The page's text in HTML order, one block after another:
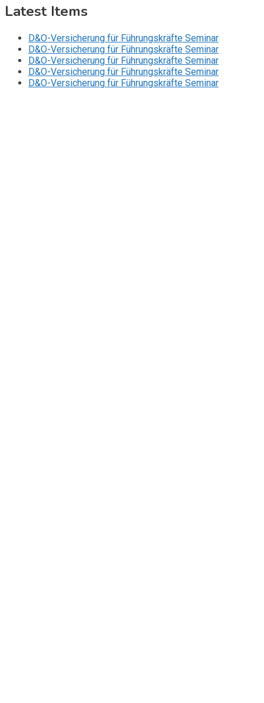
Latest Items
D&O-Versicherung für Führungskräfte Seminar
D&O-Versicherung für Führungskräfte Seminar
D&O-Versicherung für Führungskräfte Seminar
D&O-Versicherung für Führungskräfte Seminar
D&O-Versicherung für Führungskräfte Seminar